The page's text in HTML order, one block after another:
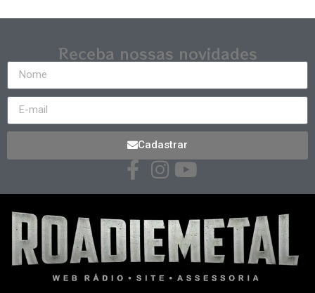
Receba nossas novidades
Cadastrar